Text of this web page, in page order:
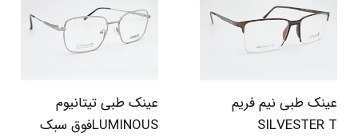
عینک طبی نیم فریم
SILVESTER T
عینک طبی تیتانیوم
LUMINOUSفوق سبک